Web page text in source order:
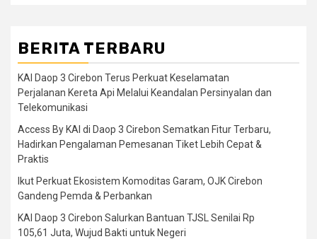
BERITA TERBARU
KAI Daop 3 Cirebon Terus Perkuat Keselamatan
Perjalanan Kereta Api Melalui Keandalan Persinyalan dan
Telekomunikasi
Access By KAI di Daop 3 Cirebon Sematkan Fitur Terbaru,
Hadirkan Pengalaman Pemesanan Tiket Lebih Cepat &
Praktis
Ikut Perkuat Ekosistem Komoditas Garam, OJK Cirebon
Gandeng Pemda & Perbankan
KAI Daop 3 Cirebon Salurkan Bantuan TJSL Senilai Rp
105,61 Juta, Wujud Bakti untuk Negeri